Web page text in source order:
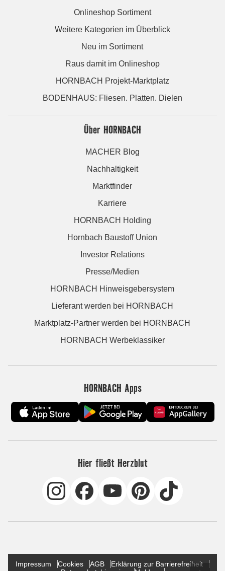
Onlineshop Sortiment
Weitere Kategorien im Überblick
Neu im Sortiment
Raus damit im Onlineshop
HORNBACH Projekt-Marktplatz
BODENHAUS: Fliesen. Platten. Dielen
Über HORNBACH
MACHER Blog
Nachhaltigkeit
Marktfinder
Karriere
HORNBACH Holding
Hornbach Baustoff Union
Investor Relations
Presse/Medien
HORNBACH Hinweisgebersystem
Lieferant werden bei HORNBACH
Marktplatz-Partner werden bei HORNBACH
HORNBACH Werbeklassiker
HORNBACH Apps
Hier fließt Herzblut
Impressum Cookies AGB
Erklärung zur Barrierefreiheit